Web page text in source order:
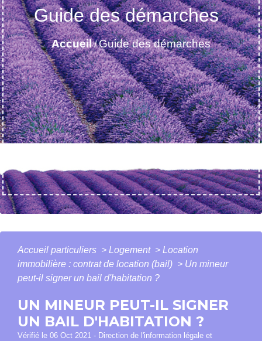
Guide des démarches
Accueil/Guide des démarches
Accueil particuliers > Logement > Location
immobilière : contrat de location (bail) > Un mineur
peut-il signer un bail d'habitation ?
UN MINEUR PEUT-IL SIGNER
UN BAIL D'HABITATION ?
Vérifié le 06 Oct 2021 - Direction de l'information légale et